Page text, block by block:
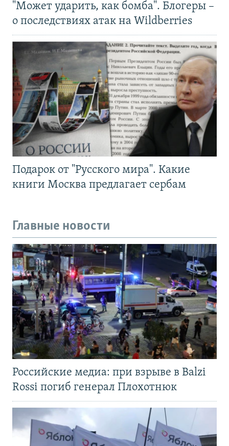
"Может ударить, как бомба". Блогеры –
о последствиях атак на Wildberries
Подарок от "Русского мира". Какие
книги Москва предлагает сербам
Главные новости
Российские медиа: при взрыве в Balzi
Rossi погиб генерал Плохотнюк